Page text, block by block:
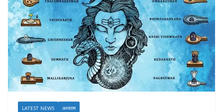
LATEST NEWS अध्यात्म